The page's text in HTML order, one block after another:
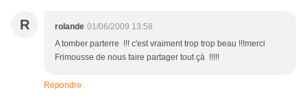
R rolande 01/06/2009 13:58
A tomber parterre !!! c'est vraiment trop trop beau !!!merci
Frimousse de nous faire partager tout çà !!!!!
Répondre